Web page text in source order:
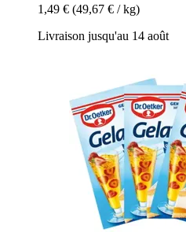
1,49 € (49,67 € / kg)
Livraison jusqu'au 14 août